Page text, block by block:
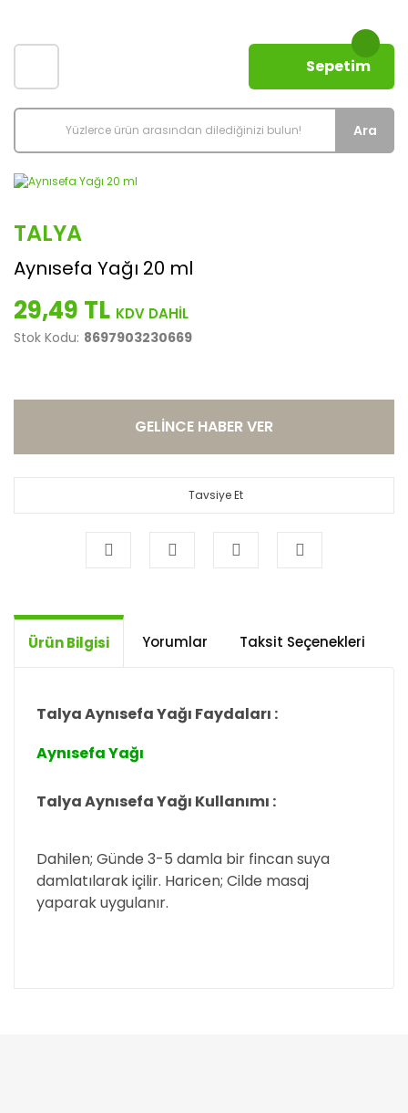
Ara
Sepetim
TALYA
Aynısefa Yağı 20 ml
29,49 TL
Stok Kodu: 8697903230669
GELİNCE HABER VER
Tavsiye Et
Ürün Bilgisi Yorumlar Taksit Seçenekleri
Talya Aynısefa Yağı Faydaları :
Aynısefa Yağı
Talya Aynısefa Yağı Kullanımı :
Dahilen; Günde 3-5 damla bir fincan suya
damlatılarak içilir. Haricen; Cilde masaj
yaparak uygulanır.
Bu ürünün fiyat bilgisi, resim, ürün açıklamalarında